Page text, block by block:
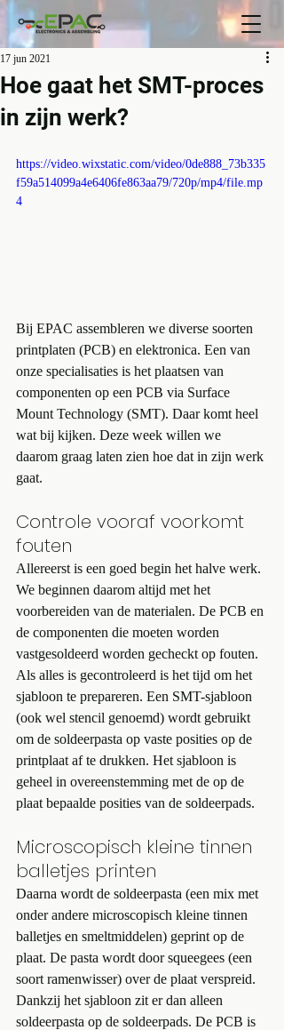
Hoe gaat het SMT-proces
in zijn werk?
17 jun 2021
https://video.wixstatic.com/video/0de888_73b335
f59a514099a4e6406fe863aa79/720p/mp4/file.mp
4
Bij EPAC assembleren we diverse soorten
printplaten (PCB) en elektronica. Een van
onze specialisaties is het plaatsen van
componenten op een PCB via Surface
Mount Technology (SMT). Daar komt heel
wat bij kijken. Deze week willen we
daarom graag laten zien hoe dat in zijn werk
gaat.
Controle vooraf voorkomt
fouten
Allereerst is een goed begin het halve werk.
We beginnen daarom altijd met het
voorbereiden van de materialen. De PCB en
de componenten die moeten worden
vastgesoldeerd worden gecheckt op fouten.
Als alles is gecontroleerd is het tijd om het
sjabloon te prepareren. Een SMT-sjabloon
(ook wel stencil genoemd) wordt gebruikt
om de soldeerpasta op vaste posities op de
printplaat af te drukken. Het sjabloon is
geheel in overeenstemming met de op de
plaat bepaalde posities van de soldeerpads.
Microscopisch kleine tinnen
balletjes printen
Daarna wordt de soldeerpasta (een mix met
onder andere microscopisch kleine tinnen
balletjes en smeltmiddelen) geprint op de
plaat. De pasta wordt door squeegees (een
soort ramenwisser) over de plaat verspreid.
Dankzij het sjabloon zit er dan alleen
soldeerpasta op de soldeerpads. De PCB is